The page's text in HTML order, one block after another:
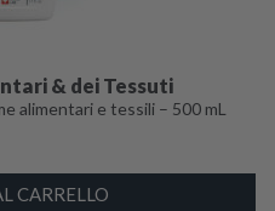
& dei Tessuti
alimentari e tessili – 500 mL
CARRELLO